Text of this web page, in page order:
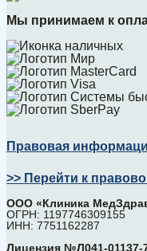
Мы принимаем к
Правовая
>> Перейти к
ООО «Клиника
ОГРН: 1197746309155
ИНН: 7751162287
Лицензия №Л041-01137-